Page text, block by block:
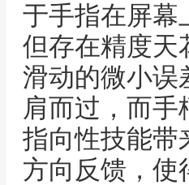
于手指在屏幕
但存在精度天
滑动的微小误
肩而过，而
指向性技能带
方向反馈，使